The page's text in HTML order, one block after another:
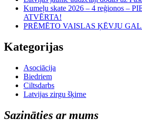
Kumeļu skate 2026 – 4 reģionos –
ATVĒRTA!
PRĒMĒTO VAISLAS ĶĒVJU
Kategorijas
Asociācija
Biedriem
Ciltsdarbs
Latvijas zirgu šķirne
Sazināties ar mums